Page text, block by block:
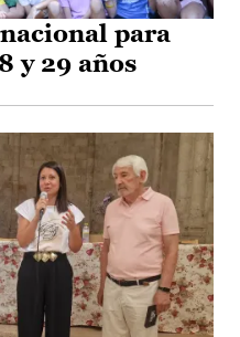
para
y 29 años